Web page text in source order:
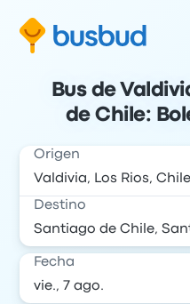
Bus de
de Chile:
Origen
Destino
Fecha